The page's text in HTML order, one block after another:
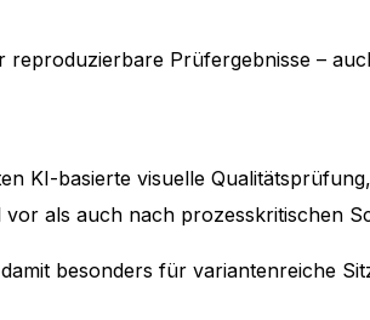
Prüfergebnisse –
KI-basierte visuelle
als auch nach prozesskritischen
besonders für variantenreiche